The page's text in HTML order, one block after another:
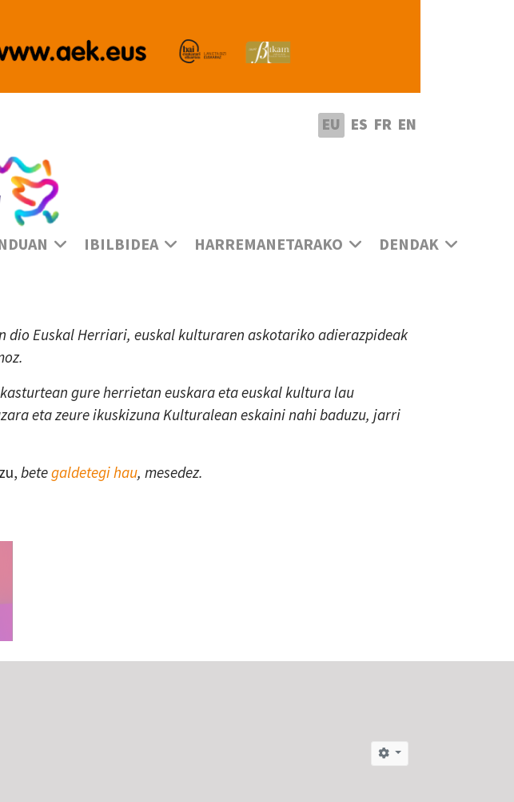
EU ES FR EN
IBILBIDEA HARREMANETARAKO
DENDAK
Euskal Herriari, euskal kulturaren askotariko adierazpideak
gure herrietan euskara eta euskal kultura lau
eta zeure ikuskizuna Kulturalean eskaini nahi baduzu, jarri
betegaldetegi hau, mesedez.